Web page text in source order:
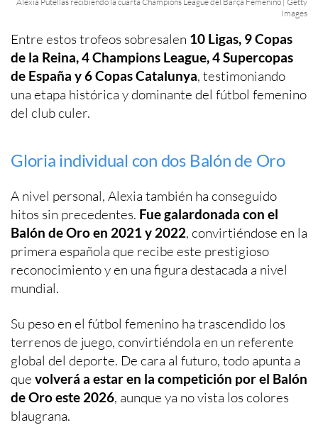
Images
Entre estos trofeos sobresalen 10 Ligas, 9 Copas
de la Reina, 4 Champions League, 4 Supercopas
de España y 6 Copas Catalunya, testimoniando
una etapa histórica y dominante del fútbol femenino
del club culer.
Gloria individual con dos Balón de Oro
A nivel personal, Alexia también ha conseguido
hitos sin precedentes. Fue galardonada con el
Balón de Oro en 2021 y 2022, convirtiéndose en la
primera española que recibe este prestigioso
reconocimiento y en una figura destacada a nivel
mundial.
Su peso en el fútbol femenino ha trascendido los
terrenos de juego, convirtiéndola en un referente
global del deporte. De cara al futuro, todo apunta a
que volverá a estar en la competición por el Balón
de Oro este 2026, aunque ya no vista los colores
blaugrana.